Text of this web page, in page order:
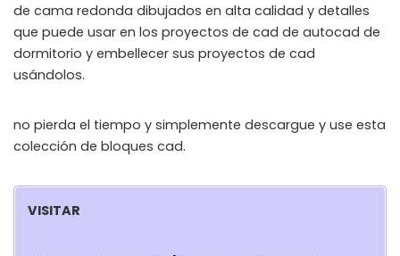
de cama redonda dibujados en alta calidad y detalles
que puede usar en los proyectos de cad de autocad de
dormitorio y embellecer sus proyectos de cad
usándolos.
no pierda el tiempo y simplemente descargue y use esta
colección de bloques cad.
VISITAR